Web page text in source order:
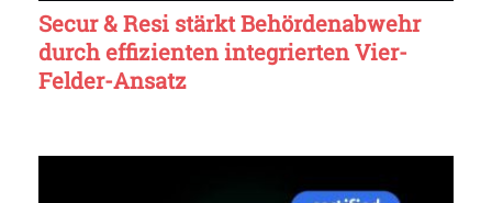
Secur & Resi stärkt Behördenabwehr
durch effizienten integrierten Vier-
Felder-Ansatz